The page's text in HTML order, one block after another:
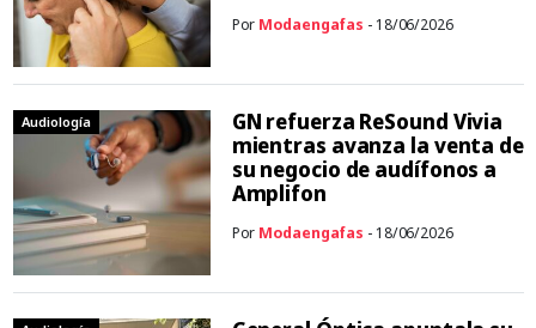
Por Modaengafas - 18/06/2026
Audiología
GN refuerza ReSound Vivia
mientras avanza la venta de
su negocio de audífonos a
Amplifon
Por Modaengafas - 18/06/2026